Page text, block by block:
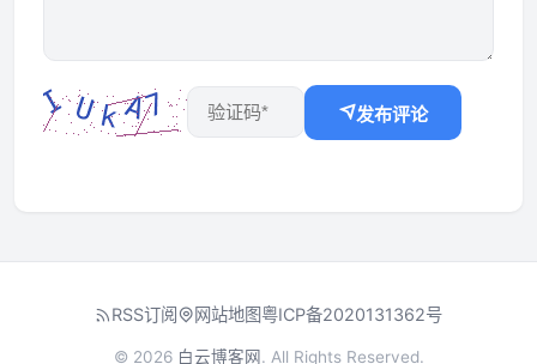
发布评论
RSS订阅 网站地图粤ICP备2020131362号
© 2026 白云博客网. All Rights Reserved.